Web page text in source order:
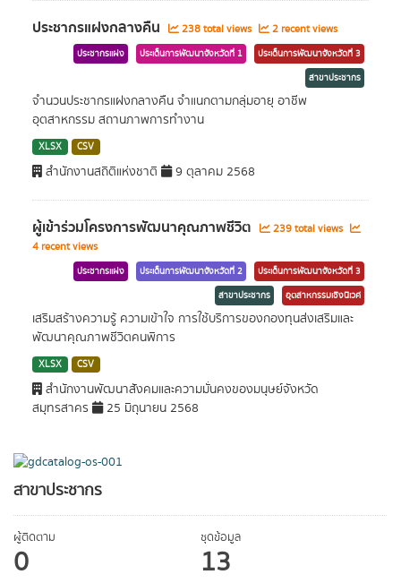
สาขาประชากร
ผู้ติดตาม
0
ชุดข้อมูล
13
ประชากรแฝงกลางคืน 238 total views 2 recent views
ประชากรแฝง ประเด็นการพัฒนาจังหวัดที่ 1
ประเด็นการพัฒนาจังหวัดที่ 3
สาขาประชากร
จำนวนประชากรแฝงกลางคืน จำแนกตามกลุ่มอายุ อาชีพ
อุตสาหกรรม สถานภาพการทำงาน
XLSX CSV
สำนักงานสถิติแห่งชาติ 9 ตุลาคม 2568
ผู้เข้าร่วมโครงการพัฒนาคุณภาพชีวิต
239 total views
4 recent views
ประชากรแฝง ประเด็นการพัฒนาจังหวัดที่ 2
ประเด็นการพัฒนาจังหวัดที่ 3
สาขาประชากร
อุตสาหกรรมเชิงนิเวศ
เสริมสร้างความรู้ ความเข้าใจ การใช้บริการของกองทุนส่งเสริมและ
พัฒนาคุณภาพชีวิตคนพิการ
XLSX CSV
สำนักงานพัฒนาสังคมและความมั่นคงของมนุษย์จังหวัด
สมุทรสาคร
25 มิถุนายน 2568